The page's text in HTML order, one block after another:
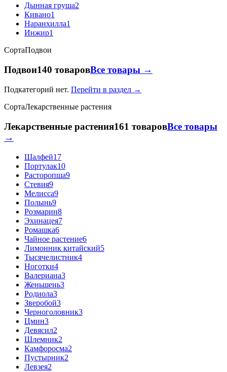
Дынная груша2
Кивано1
Наранхилла1
Инжир1
СортаПодвои
Подвои140 товаровВсе товары →
Подкатегорий нет. Перейти в раздел →
СортаЛекарственные растения
Лекарственные растения161 товаровВсе товары
→
Шалфей17
Портулак10
Расторопша9
Стевия9
Мелисса9
Полынь9
Розмарин8
Эхинацея7
Ромашка6
Чайное растение6
Лимонник китайский5
Тысячелистник4
Ноготки4
Валериана3
Женьшень3
Родиола3
Зверобой3
Черноголовник3
Цмин3
Девясил2
Шлемник2
Камфоросма2
Пустырник2
Левзея2